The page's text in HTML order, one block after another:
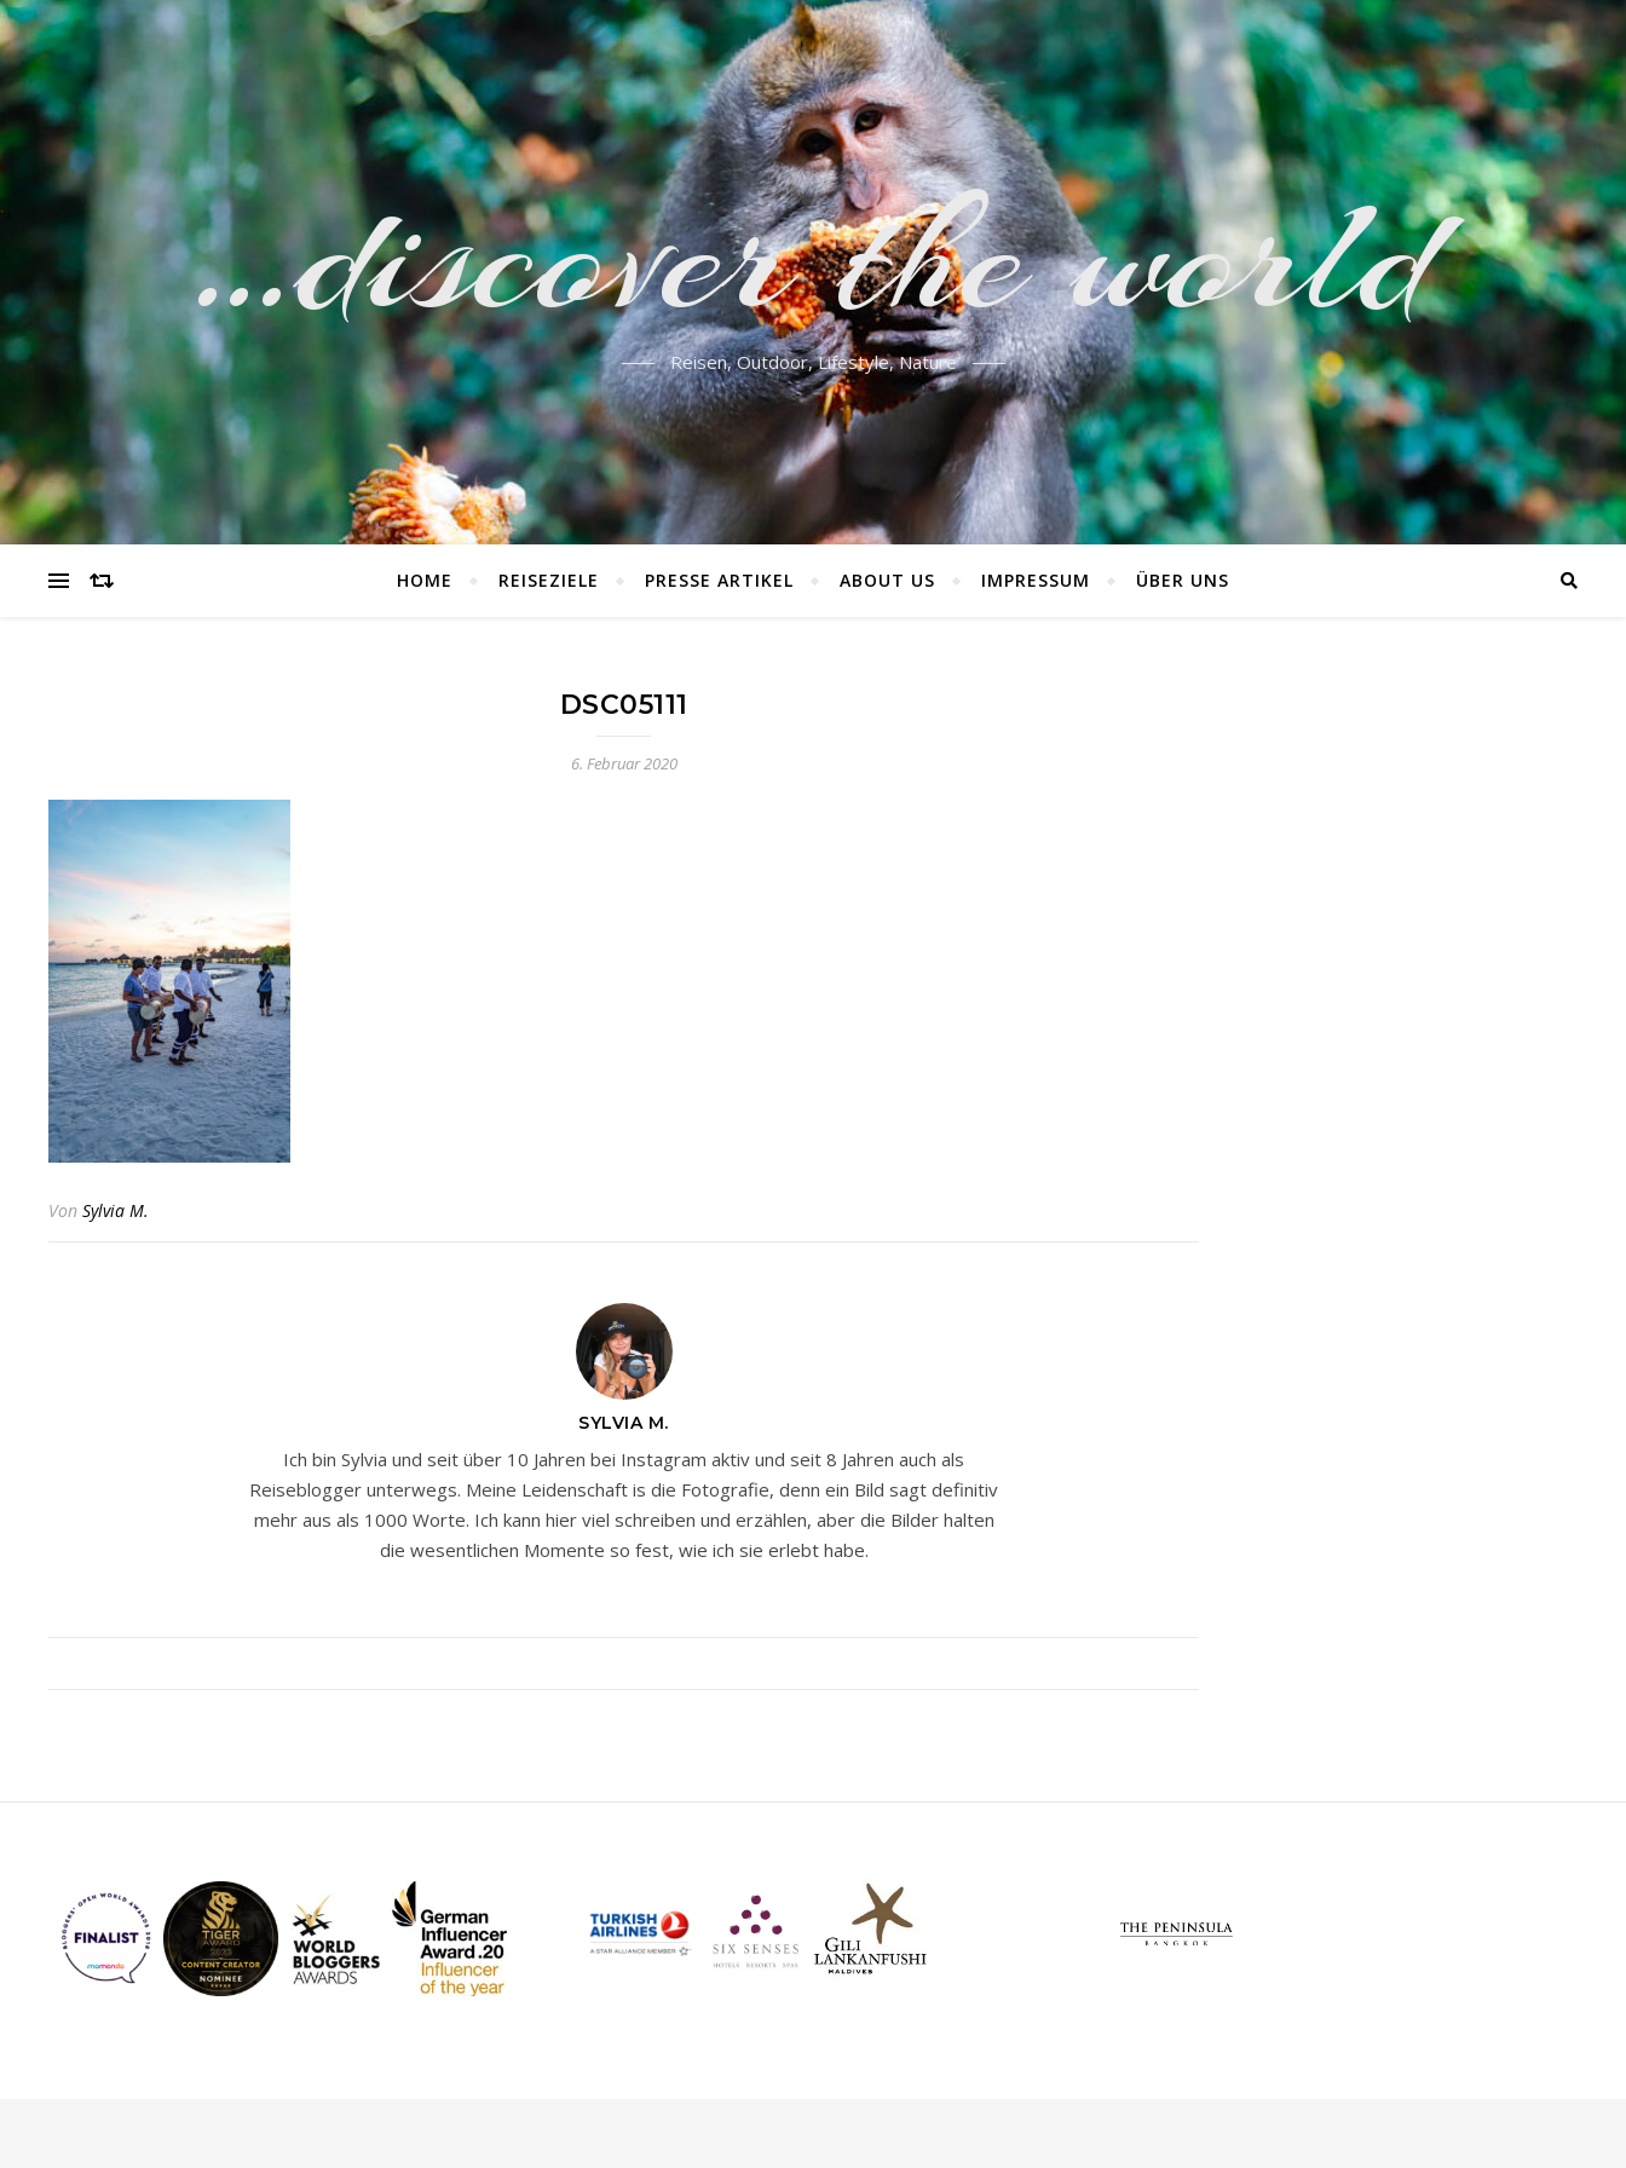
…discover the world
Reisen, Outdoor, Lifestyle, Nature
HOME REISEZIELE PRESSE ARTIKEL ABOUT US IMPRESSUM ÜBER UNS
DSC05111
6. Februar 2020
Von Sylvia M.
SYLVIA M.
Ich bin Sylvia und seit über 10 Jahren bei Instagram aktiv und seit 8 Jahren auch als
Reiseblogger unterwegs. Meine Leidenschaft is die Fotografie, denn ein Bild sagt definitiv
mehr aus als 1000 Worte. Ich kann hier viel schreiben und erzählen, aber die Bilder halten
die wesentlichen Momente so fest, wie ich sie erlebt habe.